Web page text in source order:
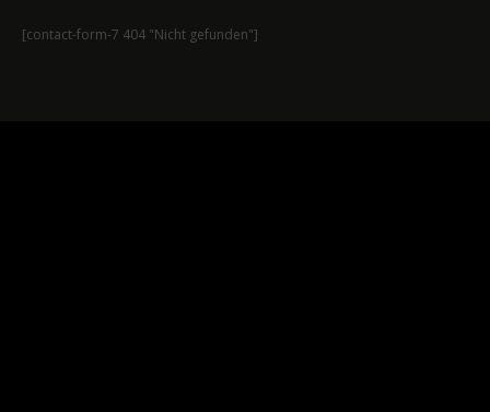
[contact-form-7 404 "Nicht gefunden"]